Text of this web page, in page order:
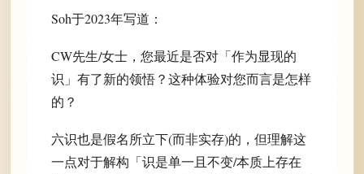
Soh于2023年写道：
CW先生/女士，您最近是否对「作为显现的
识」有了新的领悟？这种体验对您而言是怎样
的？
六识也是假名所立下(而非实存)的，但理解这
一点对于解构「识是单一且不变/本质上存在